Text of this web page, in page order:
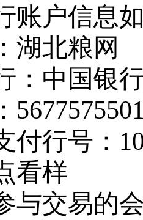
账户信息
湖北粮网
：中国银
付行号：
看样
与交易的